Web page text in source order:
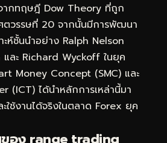
ากทฤษฎี Dow Theory ที่ถูก
วรรษที่ 20 จากนั้นมีการพัฒนา
ห์ชั้นนำอย่าง Ralph Nelson
ละ Richard Wyckoff ในยุค
Money Concept (SMC) และ
(ICT) ได้นำหลักการเหล่านี้มา
ใช้งานได้จริงในตลาด Forex ยุค
ของ range trading